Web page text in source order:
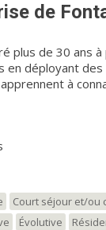
de
plus de 30 ans
en déployant des
à
particulières afin
de
de vie
Québec. Maison
de la
Court séjour et/ou
Évolutive